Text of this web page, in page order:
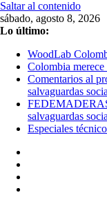
Saltar al contenido
sábado, agosto 8, 2026
Lo último:
WoodLab
Colombia merece
Comentarios al
salvaguardas
salvaguardas
Especiales